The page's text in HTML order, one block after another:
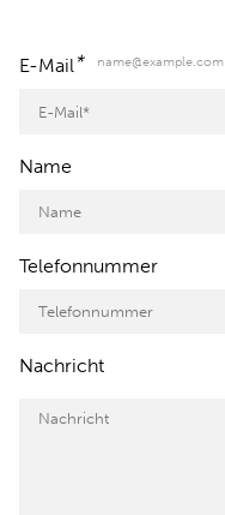
E-Mail* name@example.com
Name
Telefonnummer
Nachricht